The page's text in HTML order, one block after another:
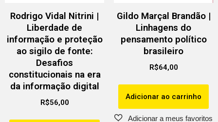
Rodrigo Vidal Nitrini |
Liberdade de
informação e proteção
ao sigilo de fonte:
Desafios
constitucionais na era
da informação digital
R$56,00
Gildo Marçal Brandão |
Linhagens do
pensamento político
brasileiro
R$64,00
Adicionar ao carrinho